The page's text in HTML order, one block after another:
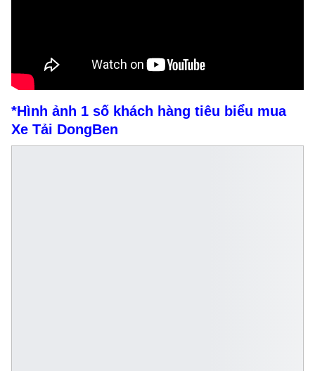
*Hình ảnh 1 số khách hàng tiêu biểu mua
Xe Tải DongBen